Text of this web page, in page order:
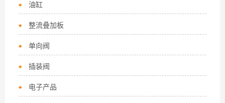
油缸
整流叠加板
单向阀
插装阀
电子产品